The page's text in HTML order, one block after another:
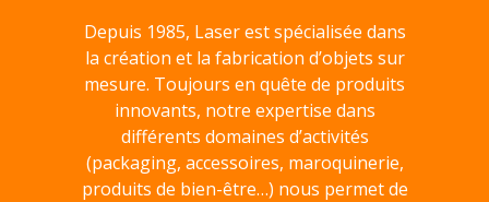
Depuis 1985, Laser est spécialisée dans
la création et la fabrication d’objets sur
mesure. Toujours en quête de produits
innovants, notre expertise dans
différents domaines d’activités
(packaging, accessoires, maroquinerie,
produits de bien-être…) nous permet de